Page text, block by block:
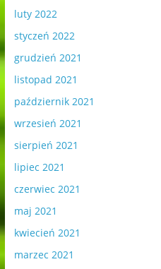
luty 2022
styczeń 2022
grudzień 2021
listopad 2021
październik 2021
wrzesień 2021
sierpień 2021
lipiec 2021
czerwiec 2021
maj 2021
kwiecień 2021
marzec 2021